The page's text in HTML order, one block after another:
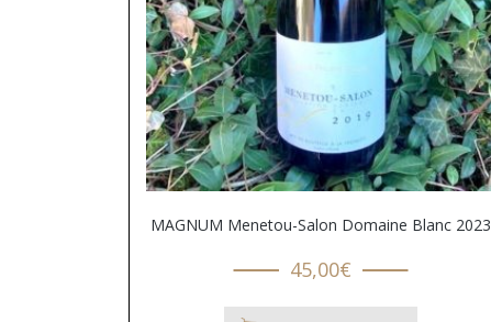
MAGNUM Menetou-Salon Domaine Blanc 2023
45,00€